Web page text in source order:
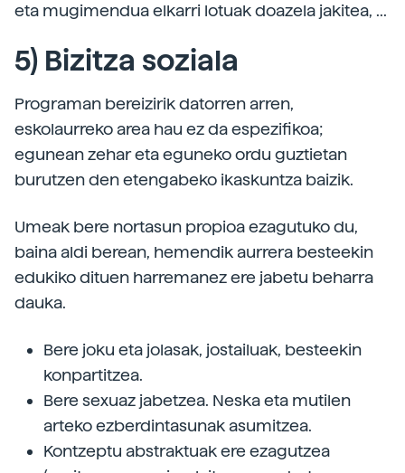
eta mugimendua elkarri lotuak doazela jakitea, ...
5) Bizitza soziala
Programan bereizirik datorren arren,
eskolaurreko area hau ez da espezifikoa;
egunean zehar eta eguneko ordu guztietan
burutzen den etengabeko ikaskuntza baizik.
Umeak bere nortasun propioa ezagutuko du,
baina aldi berean, hemendik aurrera besteekin
edukiko dituen harremanez ere jabetu beharra
dauka.
Bere joku eta jolasak, jostailuak, besteekin
konpartitzea.
Bere sexuaz jabetzea. Neska eta mutilen
arteko ezberdintasunak asumitzea.
Kontzeptu abstraktuak ere ezagutzea